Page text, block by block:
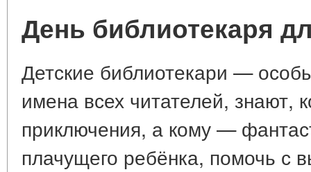
День библиотекаря
Детские библиотекари —
имена всех читателей, знают,
приключения, а кому —
плачущего ребёнка, помочь с